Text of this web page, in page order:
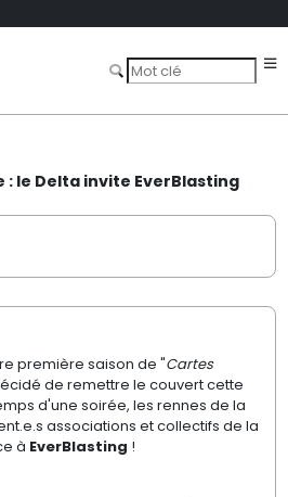
: le Delta invite EverBlasting
première saison de "Cartes
de remettre le couvert cette
d'une soirée, les rennes de la
associations et collectifs de la
à EverBlasting !